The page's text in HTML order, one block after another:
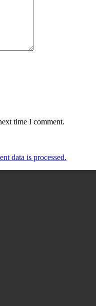
time I comment.
data is processed.